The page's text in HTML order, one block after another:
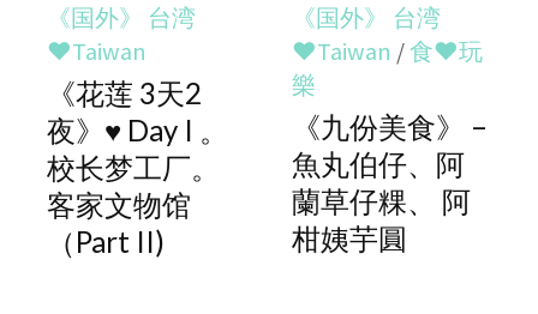
《国外》 台湾
♥Taiwan
《花莲 3天2
夜》♥ Day I 。
校长梦工厂。
客家文物馆
（Part II)
《国外》 台湾
♥Taiwan /食♥玩
樂
《九份美食》 –
魚丸伯仔、阿
蘭草仔粿、 阿
柑姨芋圓